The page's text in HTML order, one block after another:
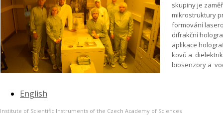
skupiny je
mikrostruktury
formování
difrakční
aplikace
kovů a
biosenzory a
English
Institute of Scientific Instruments of the Czech Academy of Sciences